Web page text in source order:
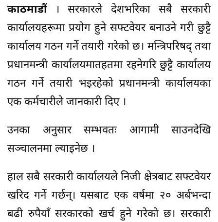
काठमाडौं
। सरकारले देशभरिका सबै सरकारी
कार्यालयहरूमा प्रयोग हुने सफ्टवेयर बनाउने गरी छुट्टै
कार्यालय गठन गर्ने तयारी गरेकाे छ। मन्त्रिपरिषद् तथा
प्रधानमन्त्री कार्यालयमातहतमा रहनेगरि छुट्टै कार्यालय
गठन गर्ने तयारी भइरहेको प्रधानमन्त्री कार्यालयका
एक कर्मचारीले जानकारी दिए ।
उनका अनुसार सम्भवतः आगामी साउनदेखि
सञ्चालनमा ल्याइनेछ ।
हाल सबै सरकारी कार्यालयले निजी क्षेत्रबाट सफ्टवेयर
खरिद गर्ने गर्छन्। यसबाट एक वर्षमा २० अर्बभन्दा
बढी रुपैयाँ सरकारको खर्च हुने गरेको छ। सरकारी